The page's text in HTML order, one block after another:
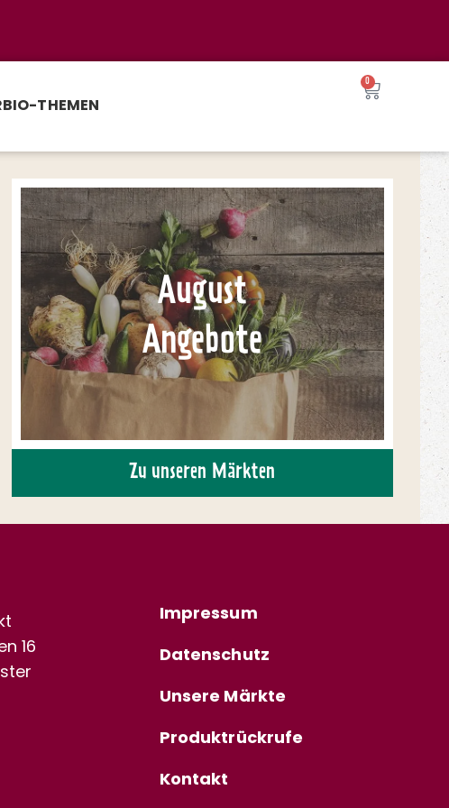
THEMEN
0
August
Angebote
Zu unseren Märkten
16
Impressum
Datenschutz
Unsere Märkte
Produktrückrufe
Kontakt